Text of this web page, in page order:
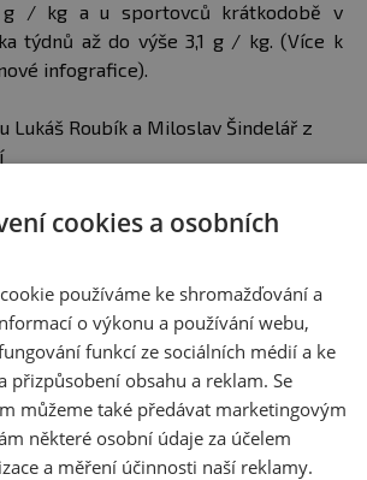
/ kg a u sportovců krátkodobě v
týdnů až do výše 3,1 g / kg. (Více k
infografice).
Lukáš Roubík a Miloslav Šindelář z
jak započítávat bílkoviny a další
sítích:
cookies a osobních
používáme ke shromažďování a
o výkonu a používání webu,
funkcí ze sociálních médií a ke
přizpůsobení obsahu a reklam. Se
můžeme také předávat marketingovým
některé osobní údaje za účelem
a měření účinnosti naší reklamy.